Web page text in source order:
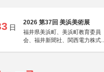
日
2026 第37回 美浜美術展
福井県美浜町、美浜町教育委員
会、福井新聞社、関西電力株式会